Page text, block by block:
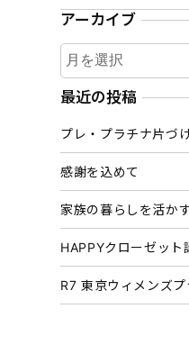
アーカイブ
ア
ー
カ
ブ
最近の投稿
プレ・プラチナ片づ
感謝を込めて
家族の暮らしを活か
HAPPYクローゼット
R7 東京ウィメンズ